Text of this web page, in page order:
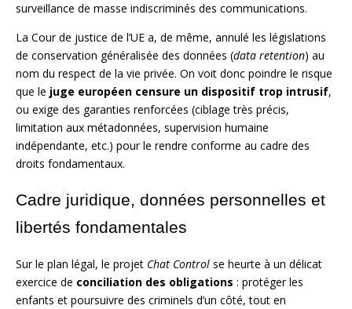
surveillance de masse indiscriminés des communications.
La Cour de justice de l’UE a, de même, annulé les législations
de conservation généralisée des données (data retention) au
nom du respect de la vie privée. On voit donc poindre le risque
que le juge européen censure un dispositif trop intrusif,
ou exige des garanties renforcées (ciblage très précis,
limitation aux métadonnées, supervision humaine
indépendante, etc.) pour le rendre conforme au cadre des
droits fondamentaux.
Cadre juridique, données personnelles et
libertés fondamentales
Sur le plan légal, le projet Chat Control se heurte à un délicat
exercice de conciliation des obligations : protéger les
enfants et poursuivre des criminels d’un côté, tout en